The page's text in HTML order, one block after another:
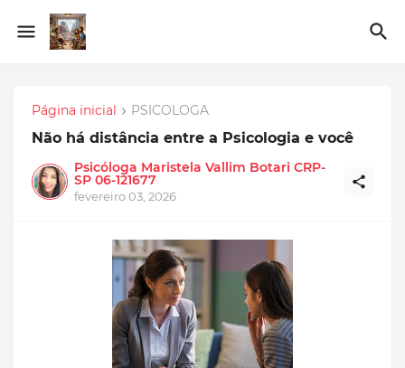
Página inicial PSICOLOGA
Não há distância entre a Psicologia e você
Psicóloga Maristela Vallim Botari CRP-
SP 06-121677
fevereiro 03, 2026